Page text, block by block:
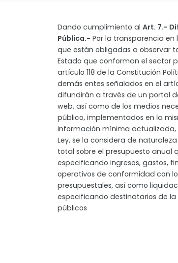
Dando cumplimiento al Art. 7.-
Pública.- Por la transparencia
que están obligadas a observar
Estado que conforman el sector
artículo 118 de la Constitución
demás entes señalados en el
difundirán a través de un portal
web, así como de los medios
público, implementados en la
información mínima
Ley, se la considera de
total sobre el presupuesto anual
especificando ingresos, gastos,
operativos de conformidad con
presupuestales, así como
especificando destinatarios de
públicos